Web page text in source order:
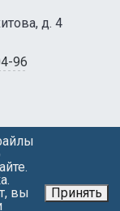
д. 4
96
вы
Принять